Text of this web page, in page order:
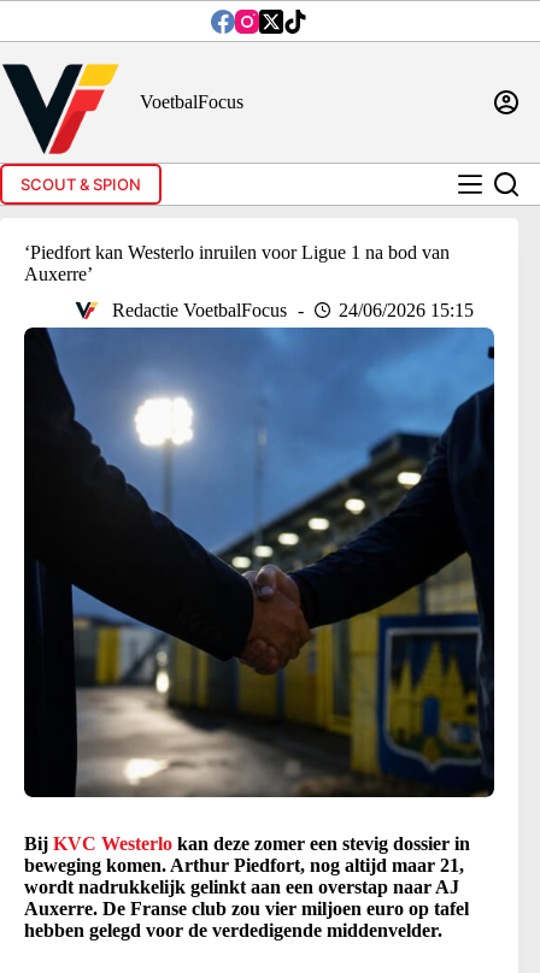
inhoud
VoetbalFocus
SCOUT & SPION
‘Piedfort kan Westerlo inruilen voor Ligue 1 na bod van
Auxerre’
Redactie VoetbalFocus
24/06/2026 15:15
Bij KVC Westerlo kan deze zomer een stevig dossier in
beweging komen. Arthur Piedfort, nog altijd maar 21,
wordt nadrukkelijk gelinkt aan een overstap naar AJ
Auxerre. De Franse club zou vier miljoen euro op tafel
hebben gelegd voor de verdedigende middenvelder.